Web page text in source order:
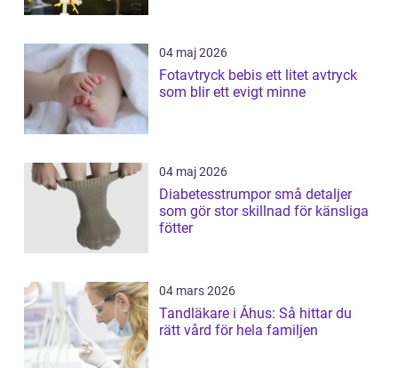
04 maj 2026
Fotavtryck bebis ett litet avtryck
som blir ett evigt minne
04 maj 2026
Diabetesstrumpor små detaljer
som gör stor skillnad för känsliga
fötter
04 mars 2026
Tandläkare i Åhus: Så hittar du
rätt vård för hela familjen